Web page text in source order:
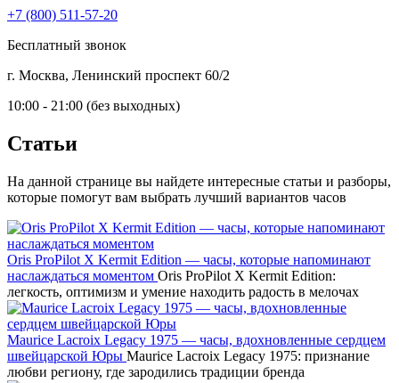
+7 (800) 511-57-20
Бесплатный звонок
г. Москва, Ленинский проспект 60/2
10:00 - 21:00 (без выходных)
Статьи
На данной странице вы найдете интересные статьи и разборы,
которые помогут вам выбрать лучший вариантов часов
Oris ProPilot X Kermit Edition — часы, которые напоминают
наслаждаться моментом Oris ProPilot X Kermit Edition:
легкость, оптимизм и умение находить радость в мелочах
Maurice Lacroix Legacy 1975 — часы, вдохновленные сердцем
швейцарской Юры Maurice Lacroix Legacy 1975: признание
любви региону, где зародились традиции бренда